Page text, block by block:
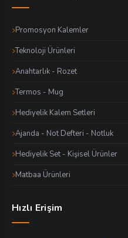
Promosyon Kalemler
Teknoloji Ürünleri
Anahtarlık - Rozet
Termos - Mug
Hediyelik Kalem Setleri
Ajanda - Not Defteri - Notluk
Hediyelik Set - Kişisel Ürünler
Matbaa Ürünleri
Hızlı Erişim